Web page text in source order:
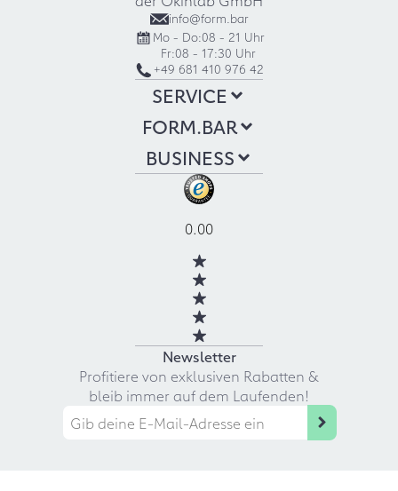
info@form.bar
Mo - Do:08 - 21 Uhr
Fr:08 - 17:30 Uhr
+49 681 410 976 42
SERVICE
FORM.BAR
BUSINESS
0.00
Newsletter
Profitiere von exklusiven Rabatten &
bleib immer auf dem Laufenden!